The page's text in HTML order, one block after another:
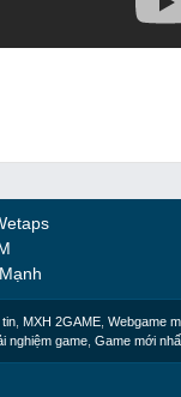
MXH 2GAME Webgame
nghiệm game Game mới